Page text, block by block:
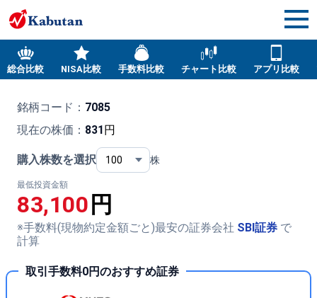
総合比較 NISA比較 手数料比較 チャート比較 アプリ比較
銘柄コード： 7085
現在の株価： 831円
購入株数を選択 株
最低投資金額
83,100 円
※手数料(現物約定金額ごと)最安の証券会社 SBI証券 で
計算
取引手数料0円のおすすめ証券